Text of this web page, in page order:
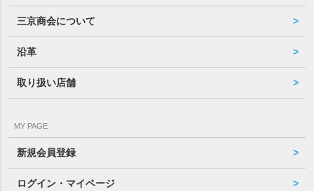
三京商会について
沿革
取り扱い店舗
MY PAGE
新規会員登録
ログイン・マイページ